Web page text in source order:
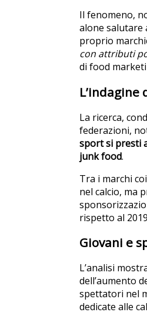
Il fenomeno,
alone salutare
proprio
con attributi
di food
L’indagine
La ricerca,
federazioni,
sport si presti
junk food.
Tra i marchi
nel calcio, ma
rispetto al
Giovani e
L’analisi
dell’aumento
spettatori nel
dedicate alle